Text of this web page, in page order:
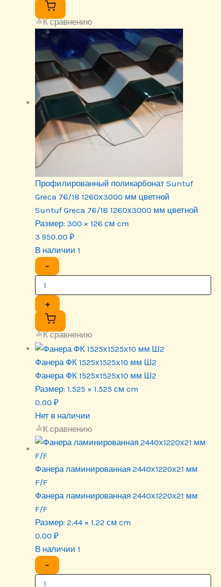
К сравнению
Профилированный поликарбонат Suntuf
Greca 76/18 1260х3000 мм цветной
Suntuf Greca 76/18 1260х3000 мм цветной
Размер: 300 × 126 см cm
3 950.00 ₽
В наличии 1
−
+
К сравнению
Фанера ФК 1525х1525х10 мм Ш2
Фанера ФК 1525х1525х10 мм Ш2
Размер: 1.525 × 1.525 см cm
0.00 ₽
Нет в наличии
К сравнению
Фанера ламинированная 2440х1220х21 мм
F/F
Фанера ламинированная 2440х1220х21 мм
F/F
Размер: 2.44 × 1.22 см cm
0.00 ₽
В наличии 1
−